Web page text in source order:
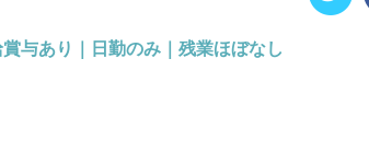
与あり｜日勤のみ｜残業ほぼなし